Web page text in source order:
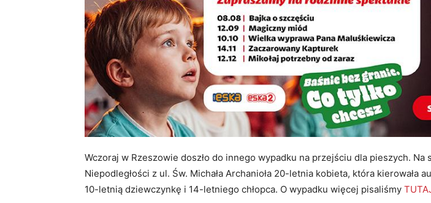
Wczoraj w Rzeszowie doszło do innego wypadku na przejściu dla pieszych. Na
Niepodległości z ul. Św. Michała Archanioła 20-letnia kobieta, która kierowała
10-letnią dziewczynkę i 14-letniego chłopca. O wypadku więcej pisaliśmy